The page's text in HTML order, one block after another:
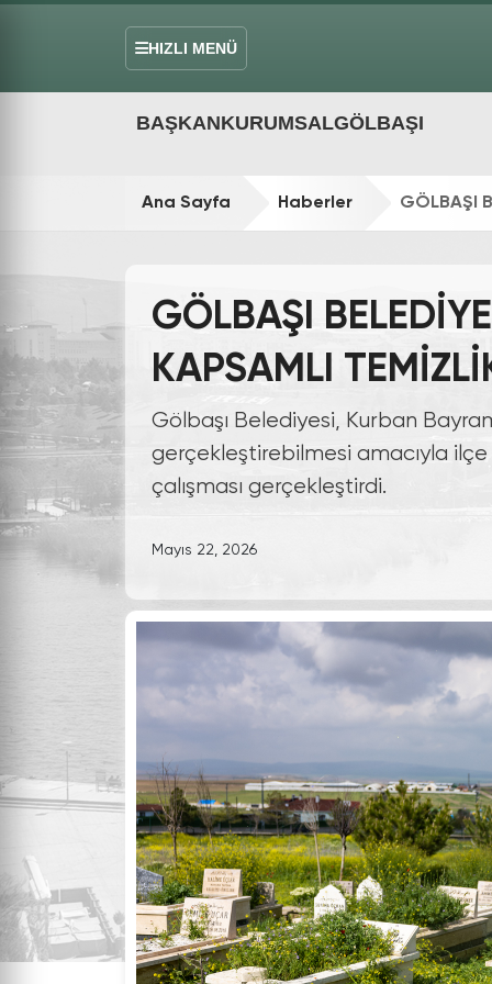
HIZLI MENÜ
BAŞKANKURUMSALGÖLBAŞI
Ana Sayfa Haberler GÖLBAŞI
GÖLBAŞI
KAPSAMLI
Gölbaşı Belediyesi, Kurban
gerçekleştirebilmesi amacıyla
çalışması gerçekleştirdi.
Mayıs 22, 2026